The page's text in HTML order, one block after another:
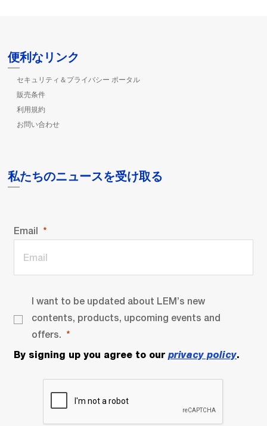
便利なリンク
セキュリティ＆プライバシー ポータル
販売条件
利用規約
お問い合わせ
私たちのニュースを受け取る
Email
I want to be updated about LEM’s new
contents, products, upcoming events and
offers.
By signing up you agree to our privacy policy.